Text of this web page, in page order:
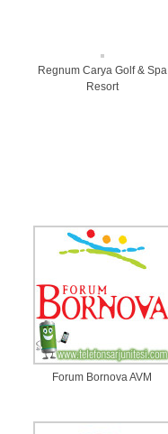
Regnum Carya Golf & Spa
Resort
Forum Bornova AVM